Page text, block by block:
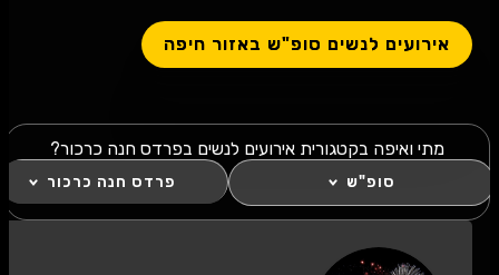
אירועים לנשים סופ"ש באזור חיפה
מתי ואיפה בקטגורית אירועים לנשים בפרדס חנה כרכור?
סופ"ש פרדס חנה כרכור